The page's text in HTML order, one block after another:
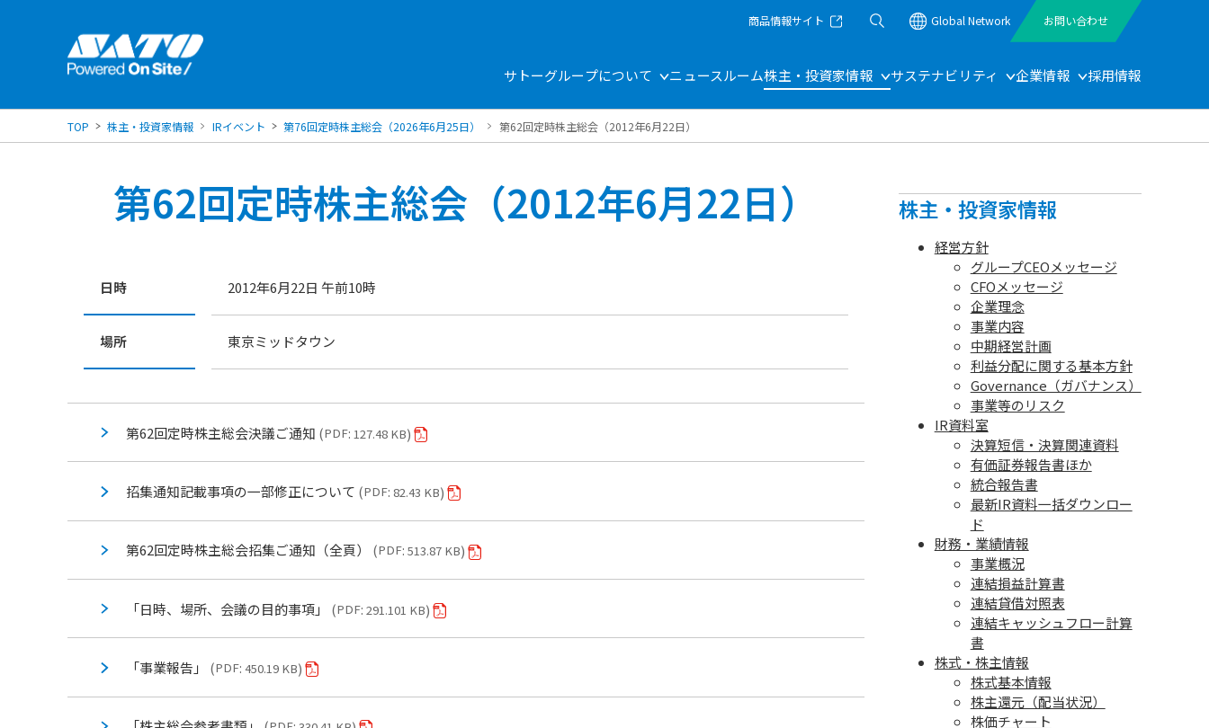
商品情報サイト Global Network お問い合わせ
サトーグループについて ニュースルーム株主・投資家情報 サステナビリティ 企業情報 採用情報
TOP 株主・投資家情報 IRイベント 第76回定時株主総会（2026年6月25日） 第62回定時株主総会（2012年6月22日）
第62回定時株主総会（2012年6月22日）
日時 2012年6月22日 午前10時
場所 東京ミッドタウン
第62回定時株主総会決議ご通知 PDF 127.48 KB
招集通知記載事項の一部修正について PDF 82.43 KB
第62回定時株主総会招集ご通知（全頁） PDF 513.87 KB
「日時、場所、会議の目的事項」 PDF 291.101 KB
「事業報告」 PDF 450.19 KB
株主・投資家情報
経営方針
グループCEOメッセージ
CFOメッセージ
企業理念
事業内容
中期経営計画
利益分配に関する基本方針
Governance（ガバナンス）
事業等のリスク
IR資料室
決算短信・決算関連資料
有価証券報告書ほか
統合報告書
最新IR資料一括ダウンロー
ド
財務・業績情報
事業概況
連結損益計算書
連結貸借対照表
連結キャッシュフロー計算
書
株式・株主情報
株式基本情報
株主還元（配当状況）
株価チャート